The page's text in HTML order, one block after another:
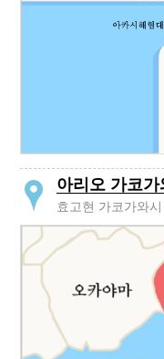
아리오 가코가
효고현 가코가와